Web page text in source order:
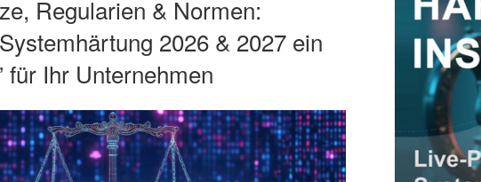
Regularien & Normen:
2026 & 2027 ein
für Ihr Unternehmen